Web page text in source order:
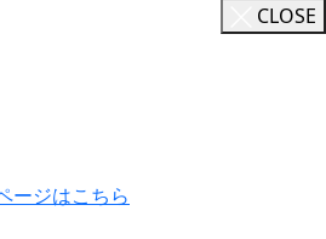
CLOSE
ージはこちら